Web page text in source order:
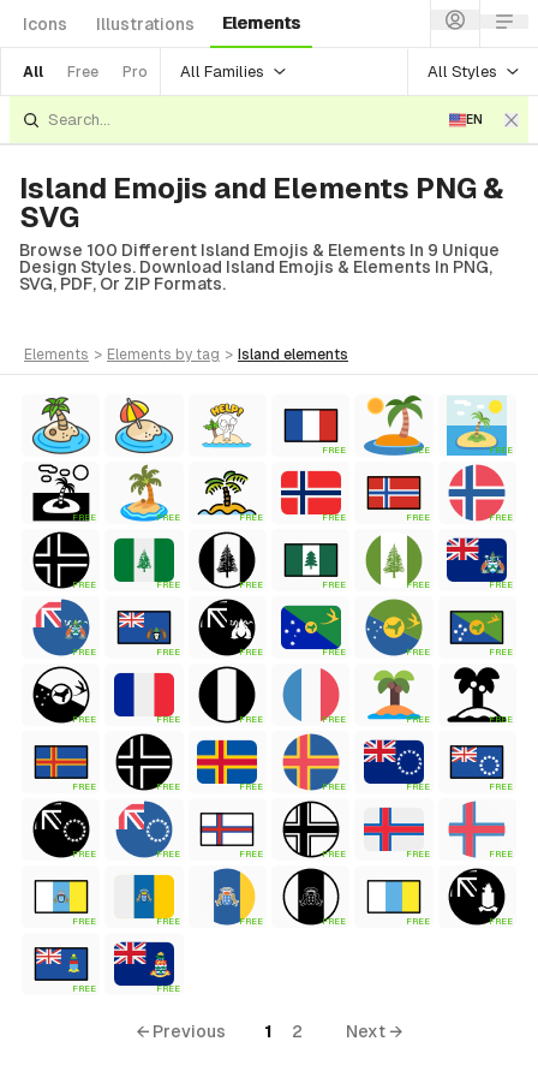
Icons Illustrations Elements
All Free Pro All Families All Styles
EN
Island Emojis and Elements PNG &
SVG
Browse 100 Different Island Emojis & Elements In 9 Unique
Design Styles. Download Island Emojis & Elements In PNG,
SVG, PDF, Or ZIP Formats.
elements > elements by tag > island elements
FREE FREE FREE
FREE FREE FREE FREE FREE FREE
FREE FREE FREE FREE FREE FREE
FREE FREE FREE FREE FREE FREE
FREE FREE FREE FREE FREE FREE
FREE FREE FREE FREE FREE FREE
FREE FREE FREE FREE FREE FREE
FREE FREE FREE FREE FREE FREE
FREE FREE
← Previous 1 2 Next →